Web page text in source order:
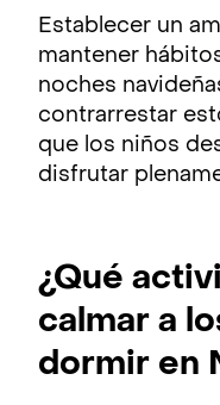
Establecer un
mantener
noches
contrarrestar
que los niños
disfrutar
¿Qué
calmar a
dormir en